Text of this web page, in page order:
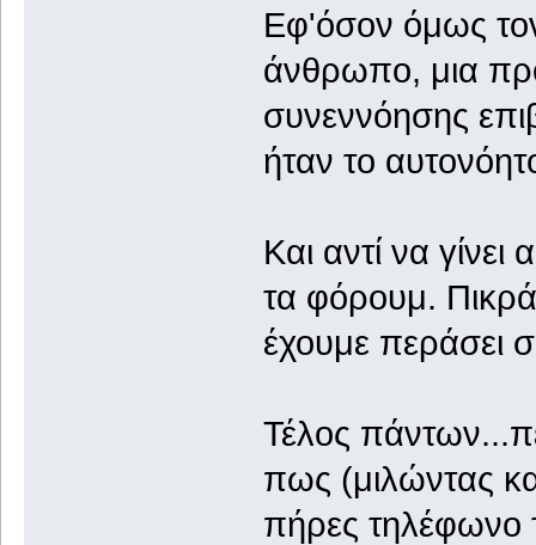
Εφ'όσον όμως
άνθρωπο, μια
συνεννόησης
ήταν το
Και αντί να
τα φόρουμ.
έχουμε περάσει
Τέλος
πως (μιλώντας
πήρες τηλέφωνο